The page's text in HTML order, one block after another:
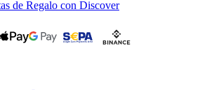
de Regalo con Discover